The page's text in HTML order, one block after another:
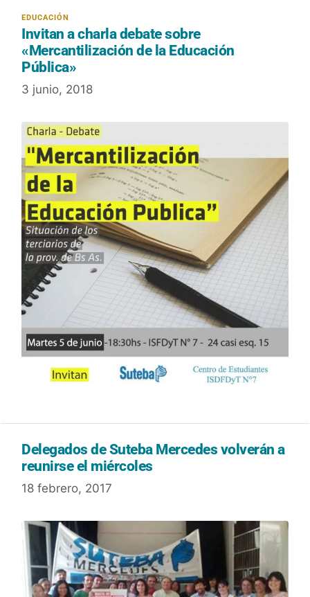
Invitan a charla debate sobre
«Mercantilización de la Educación
Pública»
3 junio, 2018
Delegados de Suteba Mercedes volverán a
reunirse el miércoles
18 febrero, 2017